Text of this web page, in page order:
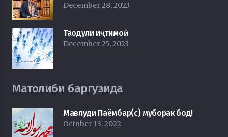
December 28, 2023
Таодули иҷтимоӣ
December 25, 2023
Матолиби баргузида
Мавлуди Паёмбар(с) муборак бод!
October 13, 2022